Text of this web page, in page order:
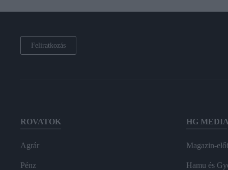
Feliratkozás
ROVATOK
Agrár
Pénz
HG MEDIA
Magazin-
Hamu és